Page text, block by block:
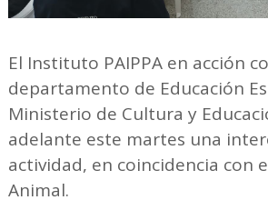
El Instituto PAIPPA en acción
departamento de Educación
Ministerio de Cultura y
adelante este martes una
actividad, en coincidencia con
Animal.